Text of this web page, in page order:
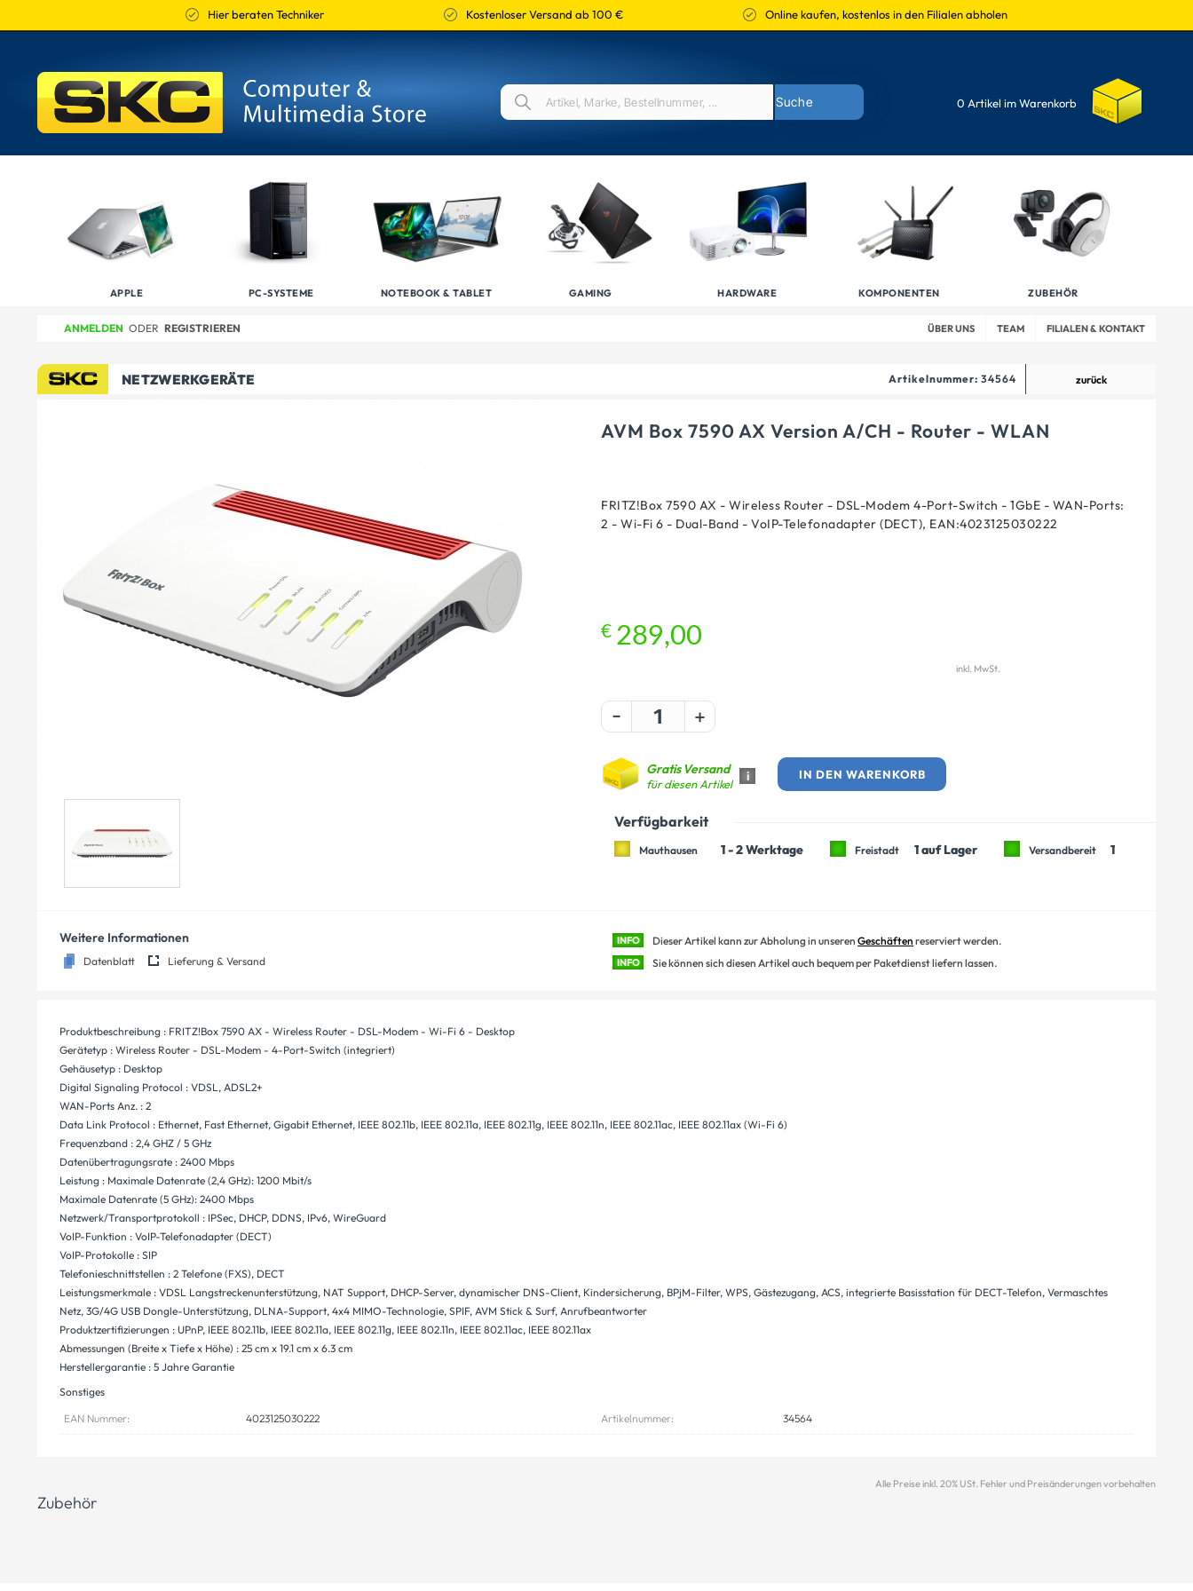
Hier beraten Techniker Kostenloser Versand ab 100 € Online kaufen, kostenlos in den Filialen abholen
0 Artikel im Warenkorb
APPLE PC-SYSTEME NOTEBOOK & TABLET GAMING HARDWARE KOMPONENTEN ZUBEHÖR
ANMELDEN ODER REGISTRIEREN ÜBER UNS TEAM FILIALEN & KONTAKT
NETZWERKGERÄTE Artikelnummer: 34564 zurück
AVM Box 7590 AX Version A/CH - Router - WLAN
FRITZ!Box 7590 AX - Wireless Router - DSL-Modem 4-Port-Switch - 1GbE - WAN-Ports:
2 - Wi-Fi 6 - Dual-Band - VoIP-Telefonadapter (DECT), EAN:4023125030222
€ 289,00
inkl. MwSt.
- +
Gratis Versand
für diesen Artikel i IN DEN WARENKORB
Weitere Informationen
Datenblatt Lieferung & Versand
INFO Dieser Artikel kann zur Abholung in unseren Geschäften reserviert werden.
INFO Sie können sich diesen Artikel auch bequem per Paketdienst liefern lassen.
Verfügbarkeit
Mauthausen 1 - 2 Werktage Freistadt 1 auf Lager Versandbereit 1
Produktbeschreibung : FRITZ!Box 7590 AX - Wireless Router - DSL-Modem - Wi-Fi 6 - Desktop
Gerätetyp : Wireless Router - DSL-Modem - 4-Port-Switch (integriert)
Gehäusetyp : Desktop
Digital Signaling Protocol : VDSL, ADSL2+
WAN-Ports Anz. : 2
Data Link Protocol : Ethernet, Fast Ethernet, Gigabit Ethernet, IEEE 802.11b, IEEE 802.11a, IEEE 802.11g, IEEE 802.11n, IEEE 802.11ac, IEEE 802.11ax (Wi-Fi 6)
Frequenzband : 2,4 GHZ / 5 GHz
Datenübertragungsrate : 2400 Mbps
Leistung : Maximale Datenrate (2,4 GHz): 1200 Mbit/s
Maximale Datenrate (5 GHz): 2400 Mbps
Netzwerk/Transportprotokoll : IPSec, DHCP, DDNS, IPv6, WireGuard
VoIP-Funktion : VoIP-Telefonadapter (DECT)
VoIP-Protokolle : SIP
Telefonieschnittstellen : 2 Telefone (FXS), DECT
Leistungsmerkmale : VDSL Langstreckenunterstützung, NAT Support, DHCP-Server, dynamischer DNS-Client, Kindersicherung, BPjM-Filter, WPS, Gästezugang, ACS, integrierte Basisstation für DECT-Telefon, Vermaschtes
Netz, 3G/4G USB Dongle-Unterstützung, DLNA-Support, 4x4 MIMO-Technologie, SPIF, AVM Stick & Surf, Anrufbeantworter
Produktzertifizierungen : UPnP, IEEE 802.11b, IEEE 802.11a, IEEE 802.11g, IEEE 802.11n, IEEE 802.11ac, IEEE 802.11ax
Abmessungen (Breite x Tiefe x Höhe) : 25 cm x 19.1 cm x 6.3 cm
Herstellergarantie : 5 Jahre Garantie
Sonstiges
EAN Nummer:
4023125030222 Artikelnummer: 34564
Alle Preise inkl. 20% USt. Fehler und Preisänderungen vorbehalten
Zubehör